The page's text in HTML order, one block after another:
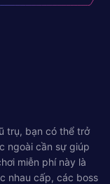
trụ, bạn có thể trở
ngoài cần sự giúp
miễn phí này là
nhau cấp, các boss